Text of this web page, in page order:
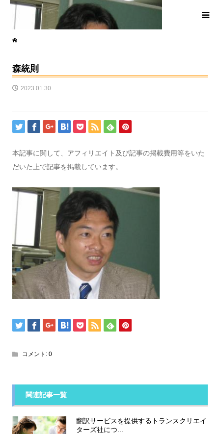
森統則
2023.01.30
本記事に関して、アフィリエイト及び記事の掲載費用等をいた
だいた上で記事を掲載しています。
コメント: 0
関連記事一覧
翻訳サービスを提供するトランスクリエイ
ターズ社につ...